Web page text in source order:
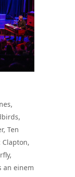
Ten
Clapton,
an einem